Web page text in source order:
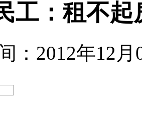
工：租不
：2012年12月